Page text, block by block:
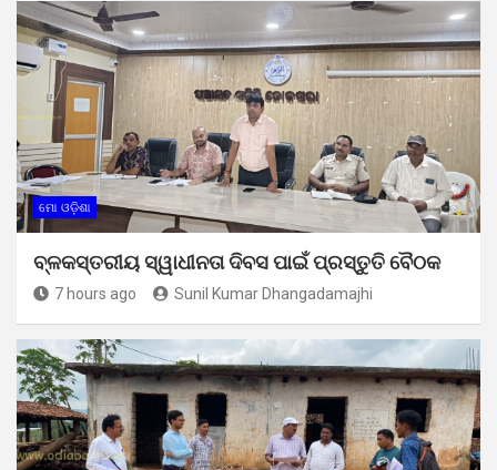
ମୋ ଓଡ଼ିଶା
ବ୍ଳକସ୍ତରୀୟ ସ୍ୱାଧୀନତା ଦିବସ ପାଇଁ ପ୍ରସ୍ତୁତି ବୈଠକ
7 hours ago Sunil Kumar Dhangadamajhi